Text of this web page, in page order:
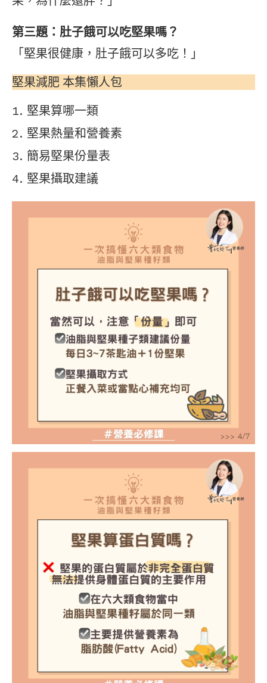
第三題：肚子餓可以吃堅果嗎？
「堅果很健康，肚子餓可以多吃！」
堅果減肥 本集懶人包
堅果算哪一類
堅果熱量和營養素
簡易堅果份量表
堅果攝取建議